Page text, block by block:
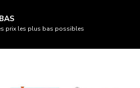
prix les plus bas possibles